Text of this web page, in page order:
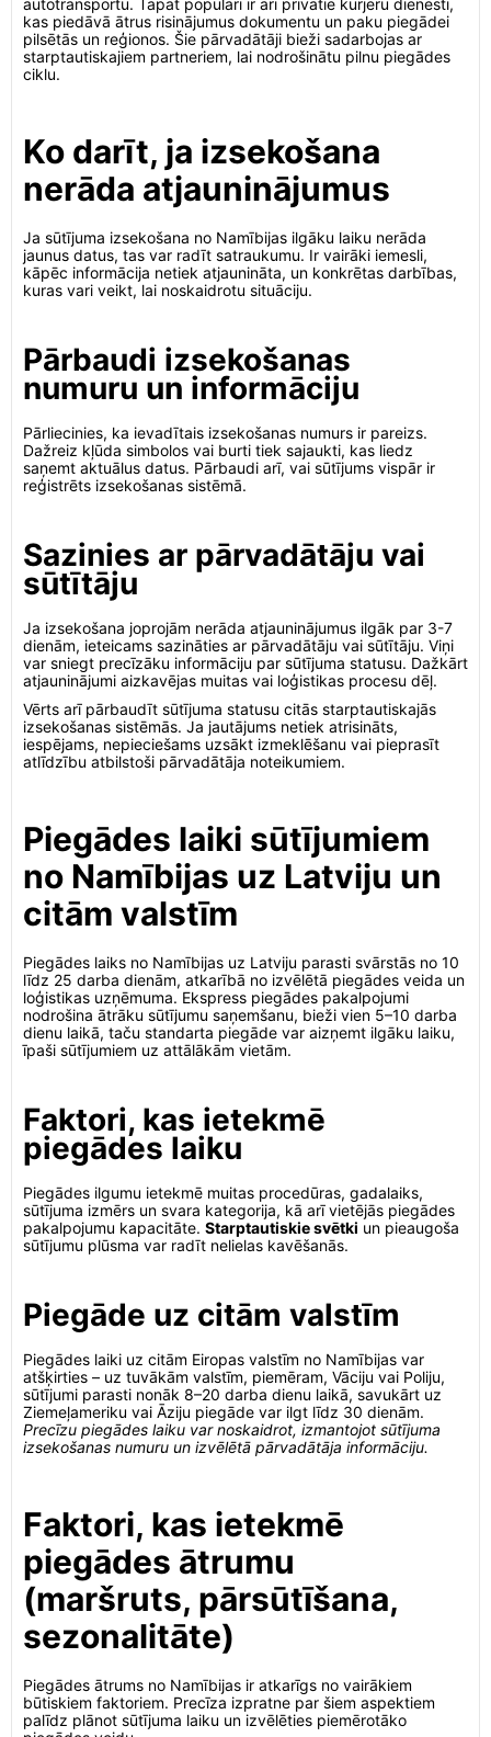
autotransportu. Tāpat populāri ir arī privātie kurjeru dienesti,
kas piedāvā ātrus risinājumus dokumentu un paku piegādei
pilsētās un reģionos. Šie pārvadātāji bieži sadarbojas ar
starptautiskajiem partneriem, lai nodrošinātu pilnu piegādes
ciklu.
Ko darīt, ja izsekošana
nerāda atjauninājumus
Ja sūtījuma izsekošana no Namībijas ilgāku laiku nerāda
jaunus datus, tas var radīt satraukumu. Ir vairāki iemesli,
kāpēc informācija netiek atjaunināta, un konkrētas darbības,
kuras vari veikt, lai noskaidrotu situāciju.
Pārbaudi izsekošanas
numuru un informāciju
Pārliecinies, ka ievadītais izsekošanas numurs ir pareizs.
Dažreiz kļūda simbolos vai burti tiek sajaukti, kas liedz
saņemt aktuālus datus. Pārbaudi arī, vai sūtījums vispār ir
reģistrēts izsekošanas sistēmā.
Sazinies ar pārvadātāju vai
sūtītāju
Ja izsekošana joprojām nerāda atjauninājumus ilgāk par 3-7
dienām, ieteicams sazināties ar pārvadātāju vai sūtītāju. Viņi
var sniegt precīzāku informāciju par sūtījuma statusu. Dažkārt
atjauninājumi aizkavējas muitas vai loģistikas procesu dēļ.
Vērts arī pārbaudīt sūtījuma statusu citās starptautiskajās
izsekošanas sistēmās. Ja jautājums netiek atrisināts,
iespējams, nepieciešams uzsākt izmeklēšanu vai pieprasīt
atlīdzību atbilstoši pārvadātāja noteikumiem.
Piegādes laiki sūtījumiem
no Namībijas uz Latviju un
citām valstīm
Piegādes laiks no Namībijas uz Latviju parasti svārstās no 10
līdz 25 darba dienām, atkarībā no izvēlētā piegādes veida un
loģistikas uzņēmuma. Ekspress piegādes pakalpojumi
nodrošina ātrāku sūtījumu saņemšanu, bieži vien 5–10 darba
dienu laikā, taču standarta piegāde var aizņemt ilgāku laiku,
īpaši sūtījumiem uz attālākām vietām.
Faktori, kas ietekmē
piegādes laiku
Piegādes ilgumu ietekmē muitas procedūras, gadalaiks,
sūtījuma izmērs un svara kategorija, kā arī vietējās piegādes
pakalpojumu kapacitāte. Starptautiskie svētki un pieaugoša
sūtījumu plūsma var radīt nelielas kavēšanās.
Piegāde uz citām valstīm
Piegādes laiki uz citām Eiropas valstīm no Namībijas var
atšķirties – uz tuvākām valstīm, piemēram, Vāciju vai Poliju,
sūtījumi parasti nonāk 8–20 darba dienu laikā, savukārt uz
Ziemeļameriku vai Āziju piegāde var ilgt līdz 30 dienām.
Precīzu piegādes laiku var noskaidrot, izmantojot sūtījuma
izsekošanas numuru un izvēlētā pārvadātāja informāciju.
Faktori, kas ietekmē
piegādes ātrumu
(maršruts, pārsūtīšana,
sezonalitāte)
Piegādes ātrums no Namībijas ir atkarīgs no vairākiem
būtiskiem faktoriem. Precīza izpratne par šiem aspektiem
palīdz plānot sūtījuma laiku un izvēlēties piemērotāko